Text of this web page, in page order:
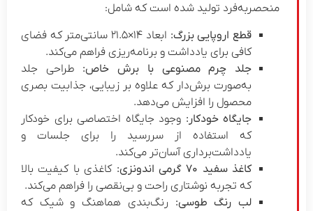
منحصربه‌فرد تولید شده است که شامل:
قطع اروپایی بزرگ:
ابعاد ۱۴×۲۱.۵ سانتی‌متر که فضای
کافی برای یادداشت و برنامه‌ریزی فراهم می‌کند.
جلد چرم مصنوعی با برش خاص: طراحی جلد
به‌صورت برش‌دار که علاوه بر زیبایی، جذابیت بصری
محصول را افزایش می‌دهد.
جایگاه خودکار:وجود جایگاه اختصاصی برای خودکار
که استفاده از سررسید را برای جلسات و
یادداشت‌برداری آسان‌تر می‌کند.
کاغذ سفید ۷۰ گرمی اندونزی:
کاغذی با کیفیت بالا
که تجربه نوشتاری راحت و بی‌نقصی را فراهم می‌کند.
لب رنگ طوسی:رنگ‌بندی هماهنگ و شیک که